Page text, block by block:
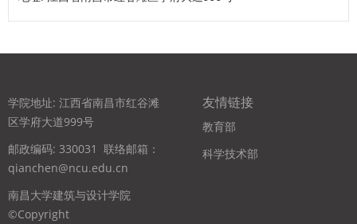
学院地址: 江西省南昌市红谷滩
区学府大道999号
邮政编码: 330031 联络邮箱：
qianchen@ncu.edu.cn
南昌大学建筑与设计学院
©Copyright
友情链接
教育部
科学技术部